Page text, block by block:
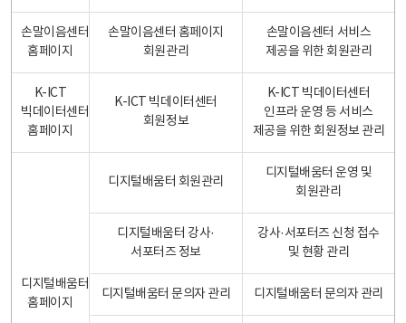
손말이음센터
홈페이지
손말이음센터 홈페이지
회원관리
손말이음센터 서비스
제공을 위한 회원관리
K-ICT
빅데이터센터
홈페이지
K-ICT 빅데이터센터
회원정보
K-ICT 빅데이터센터
인프라 운영 등 서비스
제공을 위한 회원정보 관리
디지털배움터
홈페이지
디지털배움터 회원관리
디지털배움터 운영 및
회원관리
디지털배움터 강사·
서포터즈 정보
강사·서포터즈 신청 접수
및 현황 관리
디지털배움터 문의자 관리 디지털배움터 문의자 관리